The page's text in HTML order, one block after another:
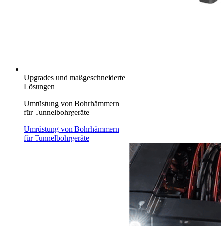
Upgrades und maßgeschneiderte
Lösungen
Umrüstung von Bohrhämmern
für Tunnelbohrgeräte
Umrüstung von Bohrhämmern
für Tunnelbohrgeräte